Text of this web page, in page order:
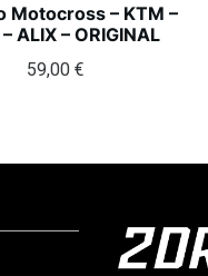
Motocross – KTM –
ALIX – ORIGINAL
59,00€